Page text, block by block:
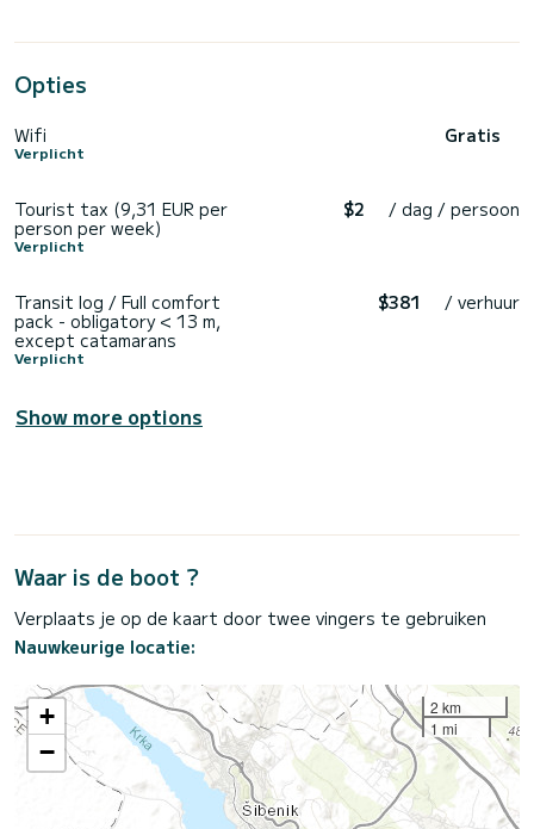
Opties
Wifi
Verplicht
Gratis
Tourist tax (9,31 EUR per
person per week)
Verplicht
$2 / dag / persoon
Transit log / Full comfort
pack - obligatory < 13 m,
except catamarans
Verplicht
$381 / verhuur
Show more options
Waar is de boot ?
Verplaats je op de kaart door twee vingers te gebruiken
Nauwkeurige locatie:
+
−
2 km
1 mi